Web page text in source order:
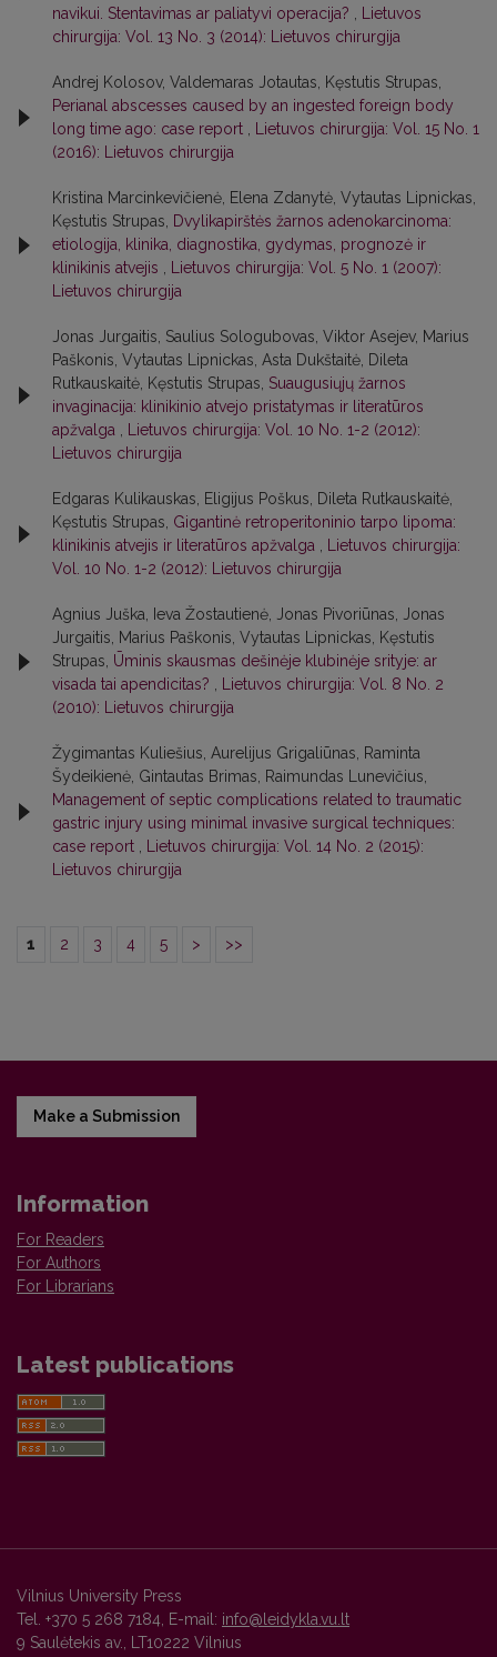
navikui. Stentavimas ar paliatyvi operacija?
Lietuvos
chirurgija: Vol. 13 No. 3 (2014): Lietuvos chirurgija
Andrej Kolosov, Valdemaras Jotautas, Kęstutis Strupas,
Perianal abscesses caused by an ingested foreign body
long time ago: case report
Lietuvos chirurgija: Vol. 15 No. 1
(2016): Lietuvos chirurgija
Kristina Marcinkevičienė, Elena Zdanytė, Vytautas Lipnickas,
Kęstutis Strupas,
Dvylikapirštės žarnos adenokarcinoma:
etiologija, klinika, diagnostika, gydymas, prognozė ir
klinikinis atvejis
Lietuvos chirurgija: Vol. 5 No. 1 (2007):
Lietuvos chirurgija
Jonas Jurgaitis, Saulius Sologubovas, Viktor Asejev, Marius
Paškonis, Vytautas Lipnickas, Asta Dukštaitė, Dileta
Rutkauskaitė, Kęstutis Strupas, Suaugusiųjų žarnos
invaginacija: klinikinio atvejo pristatymas ir literatūros
apžvalga
Lietuvos chirurgija: Vol. 10 No. 1-2 (2012):
Lietuvos chirurgija
Edgaras Kulikauskas, Eligijus Poškus, Dileta Rutkauskaitė,
Kęstutis Strupas, Gigantinė retroperitoninio tarpo lipoma:
klinikinis atvejis ir literatūros apžvalga
Lietuvos chirurgija:
Vol. 10 No. 1-2 (2012): Lietuvos chirurgija
Agnius Juška, Ieva Žostautienė, Jonas Pivoriūnas, Jonas
Jurgaitis, Marius Paškonis, Vytautas Lipnickas, Kęstutis
Strupas, Ūminis skausmas dešinėje klubinėje srityje: ar
visada tai apendicitas?
Lietuvos chirurgija: Vol. 8 No. 2
(2010): Lietuvos chirurgija
Žygimantas Kuliešius, Aurelijus Grigaliūnas, Raminta
Šydeikienė, Gintautas Brimas, Raimundas Lunevičius,
Management of septic complications related to traumatic
gastric injury using minimal invasive surgical techniques:
case report
Lietuvos chirurgija: Vol. 14 No. 2 (2015):
Lietuvos chirurgija
1 2 3 4 5 > >>
Make a Submission
Information
For Readers
For Authors
For Librarians
Latest publications
Vilnius University Press
Tel. +370 5 268 7184, E-mail: info@leidykla.vu.lt
9 Saulėtekis av., LT10222 Vilnius